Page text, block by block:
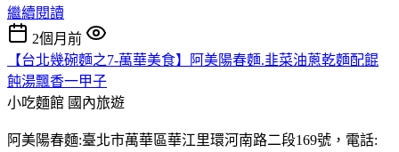
繼續閱讀
2個月前
【台北幾碗麵之7-萬華美食】阿美陽春麵.韭菜油蔥乾麵配餛
飩湯飄香一甲子
小吃麵館 國內旅遊
阿美陽春麵:臺北市萬華區華江里環河南路二段169號，電話: